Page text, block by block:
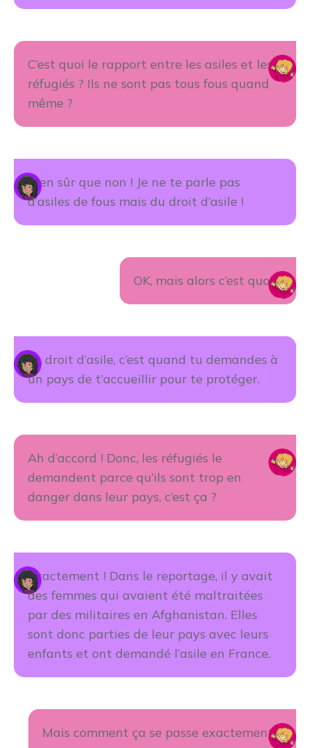
C’est quoi le rapport entre les asiles et les
réfugiés ? Ils ne sont pas tous fous quand
même ?
Bien sûr que non ! Je ne te parle pas
d’asiles de fous mais du droit d’asile !
OK, mais alors c’est quoi ?
Le droit d’asile, c’est quand tu demandes à
un pays de t’accueillir pour te protéger.
Ah d’accord ! Donc, les réfugiés le
demandent parce qu’ils sont trop en
danger dans leur pays, c’est ça ?
Exactement ! Dans le reportage, il y avait
des femmes qui avaient été maltraitées
par des militaires en Afghanistan. Elles
sont donc parties de leur pays avec leurs
enfants et ont demandé l’asile en France.
Mais comment ça se passe exactement ?